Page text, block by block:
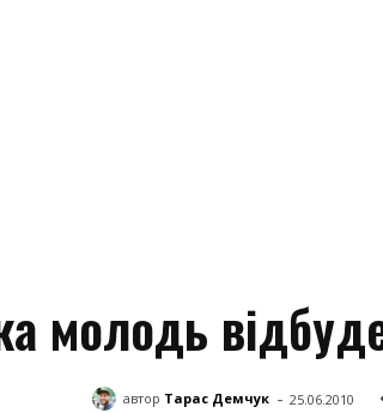
молодь
автор Тарас Демчук - 25.06.2010